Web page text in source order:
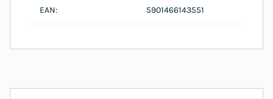
EAN: 5901466143551